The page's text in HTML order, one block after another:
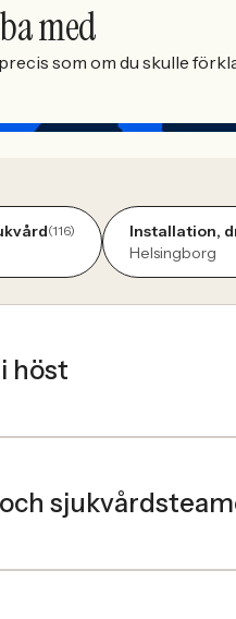
med
som om du skulle
(116) Installation,
Helsingborg
höst